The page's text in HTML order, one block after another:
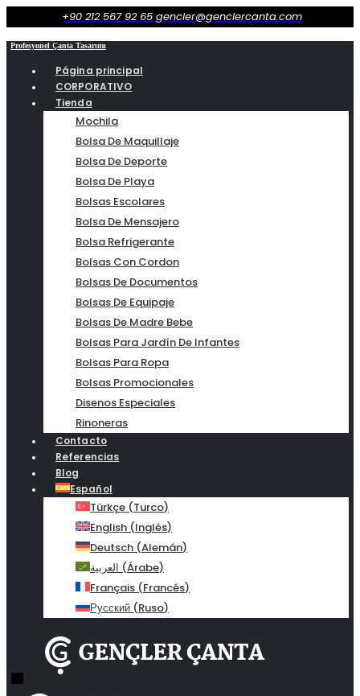
+90 212 567 92 65 gencler@genclercanta.com
Profesyonel Çanta Tasarımı
Página principal
CORPORATIVO
Tienda
Mochila
Bolsa De Maquillaje
Bolsa De Deporte
Bolsa De Playa
Bolsas Escolares
Bolsa De Mensajero
Bolsa Refrigerante
Bolsas Con Cordon
Bolsas De Documentos
Bolsas De Equipaje
Bolsas De Madre Bebe
Bolsas Para Jardín De Infantes
Bolsas Para Ropa
Bolsas Promocionales
Disenos Especiales
Rinoneras
Contacto
Referencias
Blog
Español
Türkçe (Turco)
English (Inglés)
Deutsch (Alemán)
العربية (Árabe)
Français (Francés)
Русский (Ruso)